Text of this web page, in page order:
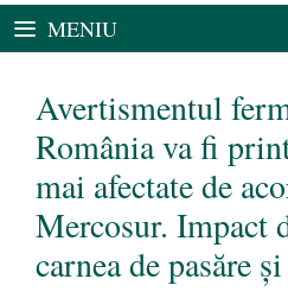
MENIU
Avertismentul
România va fi
mai afectate de
Mercosur. Impact
carnea de pasăre